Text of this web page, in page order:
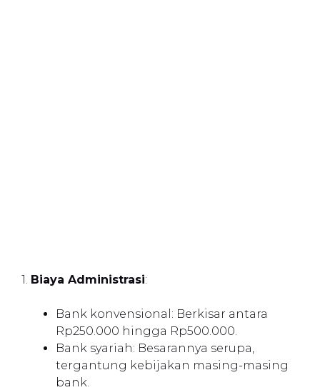
1. Biaya Administrasi:
Bank konvensional: Berkisar antara
Rp250.000 hingga Rp500.000.
Bank syariah: Besarannya serupa,
tergantung kebijakan masing-masing
bank.